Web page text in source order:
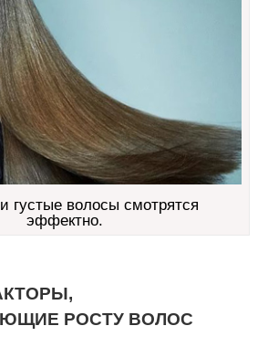
густые волосы смотрятся
эффектно.
РОСТУ ВОЛОС